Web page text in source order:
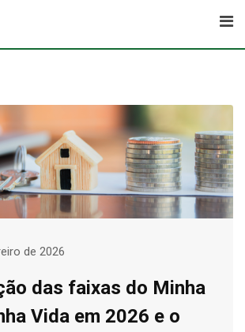
de 2026
das faixas do Minha
Vida em 2026 e o